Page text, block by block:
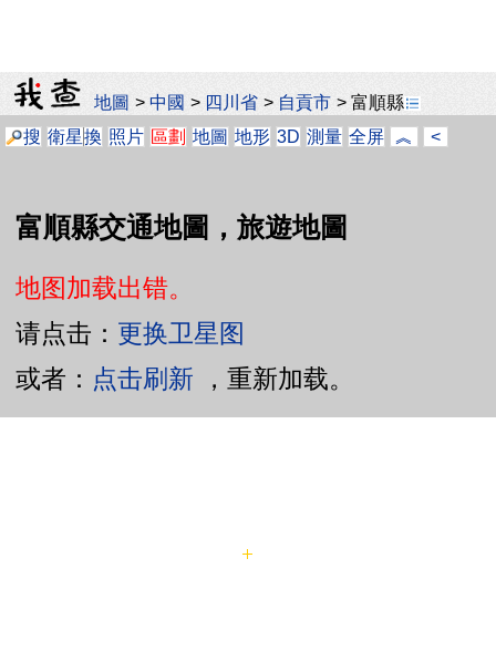
地圖 >中國 > 四川省 > 自貢市 >富順縣
搜 衛星換 照片 區劃 地圖 地形 3D 測量 全屏 ︽ <
富順縣交通地圖，旅遊地圖
地图加载出错。
请点击： 更换卫星图
或者： 点击刷新 ，重新加载。